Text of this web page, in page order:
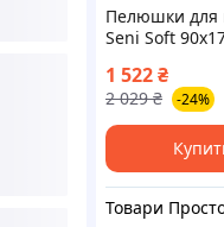
Пелюшки для
Seni Soft
1 522₴
2 029 ₴ -24%
Товари